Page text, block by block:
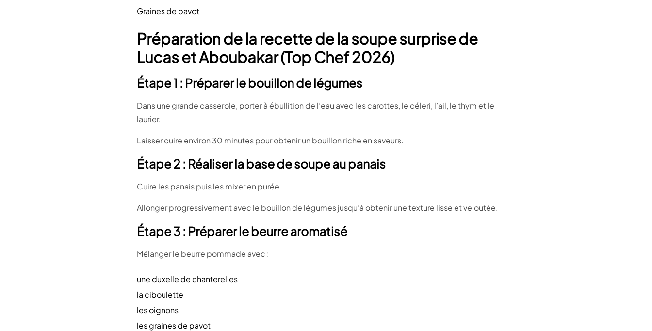
Graines de pavot
Préparation de la recette de la soupe surprise de
Lucas et Aboubakar (Top Chef 2026)
Étape 1 : Préparer le bouillon de légumes
Dans une grande casserole, porter à ébullition de l’eau avec les carottes, le céleri, l’ail, le thym et le
laurier.
Laisser cuire environ 30 minutes pour obtenir un bouillon riche en saveurs.
Étape 2 : Réaliser la base de soupe au panais
Cuire les panais puis les mixer en purée.
Allonger progressivement avec le bouillon de légumes jusqu’à obtenir une texture lisse et veloutée.
Étape 3 : Préparer le beurre aromatisé
Mélanger le beurre pommade avec :
une duxelle de chanterelles
la ciboulette
les oignons
les graines de pavot